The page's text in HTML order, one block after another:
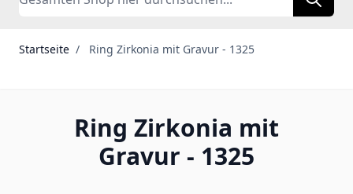
Startseite / Ring Zirkonia mit Gravur - 1325
Ring Zirkonia mit
Gravur - 1325